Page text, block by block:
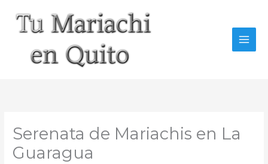
contenido
Serenata de Mariachis en La
Guaragua